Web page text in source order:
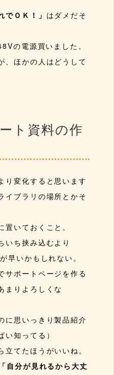
でＯＫ！」 はダメだそ
の電源買いました。
、ほかの人はどうして
ト資料の作
り変化すると思います
イブラリの場所とかそ
いておくこと。
いち挟み込むより
早いかもしれない。
サポートページを作る
まりよろしくな
に思いっきり製品紹介
知ってる）
てたほうがいいね。
「自分が見れるから大丈